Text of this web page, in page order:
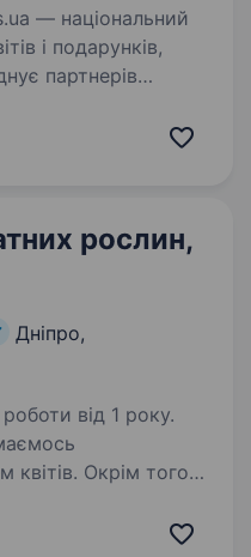
і подарунків,
партнерів
щоб разом
рослин,
Дніпро,
від 1 року.
Окрім того
вибагливих